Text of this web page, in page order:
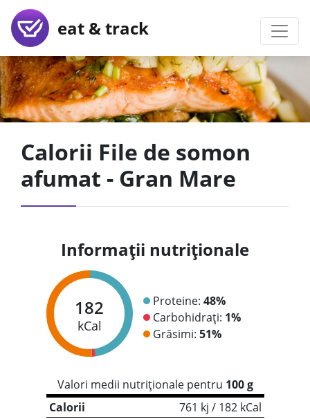
eat & track
Calorii File de somon
afumat - Gran Mare
Informații nutriționale
182
kCal
Proteine: 48%
Carbohidrați: 1%
Grăsimi: 51%
Valori medii nutriționale pentru 100 g
Calorii
761 kj / 182 kCal